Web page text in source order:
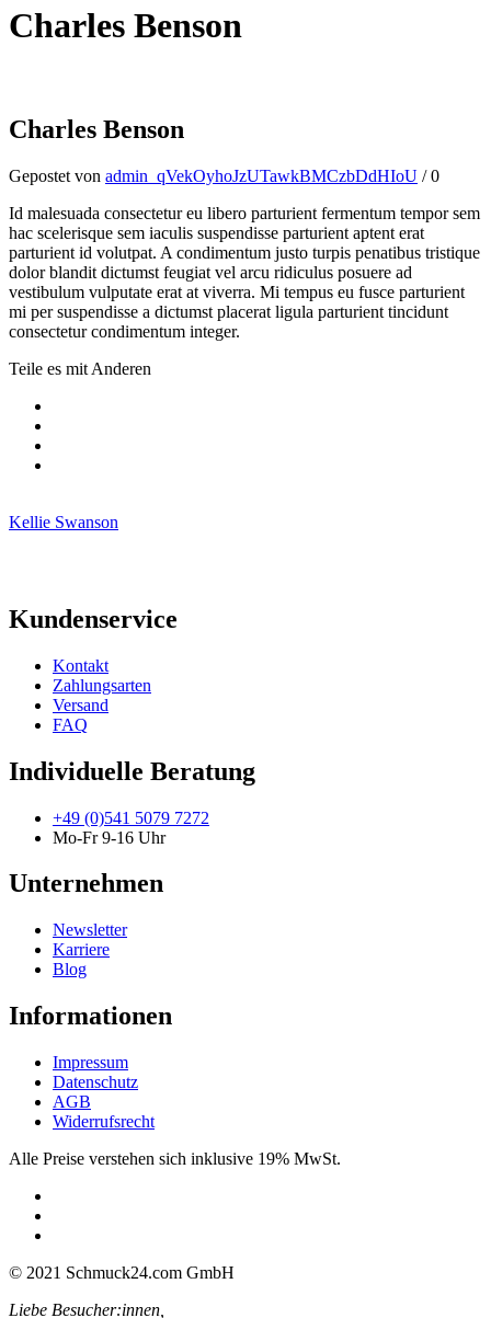
Charles Benson
Charles Benson
Gepostet von admin_qVekOyhoJzUTawkBMCzbDdHIoU / 0
Id malesuada consectetur eu libero parturient fermentum tempor sem
hac scelerisque sem iaculis suspendisse parturient aptent erat
parturient id volutpat. A condimentum justo turpis penatibus tristique
dolor blandit dictumst feugiat vel arcu ridiculus posuere ad
vestibulum vulputate erat at viverra. Mi tempus eu fusce parturient
mi per suspendisse a dictumst placerat ligula parturient tincidunt
consectetur condimentum integer.
Teile es mit Anderen
Kellie Swanson
Kundenservice
Kontakt
Zahlungsarten
Versand
FAQ
Individuelle Beratung
+49 (0)541 5079 7272
Mo-Fr 9-16 Uhr
Unternehmen
Newsletter
Karriere
Blog
Informationen
Impressum
Datenschutz
AGB
Widerrufsrecht
Alle Preise verstehen sich inklusive 19% MwSt.
© 2021 Schmuck24.com GmbH
Liebe Besucher:innen,